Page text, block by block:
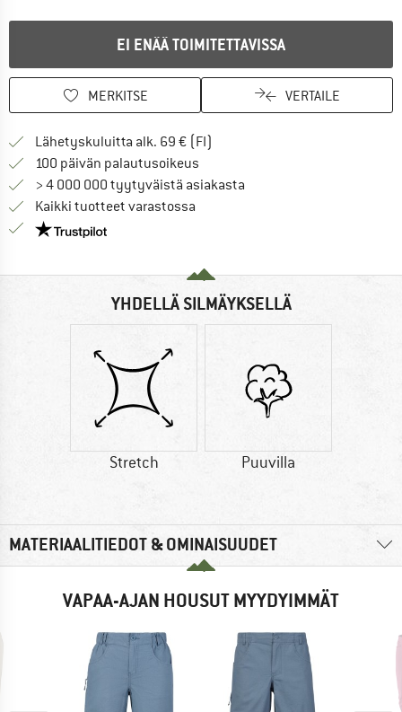
EI ENÄÄ TOIMITETTAVISSA
MERKITSE VERTAILE
Lähetyskuluitta alk. 69 € (FI)
100 päivän palautusoikeus
> 4 000 000 tyytyväistä asiakasta
Kaikki tuotteet varastossa
Meillä on Trustpilot -sertifiointi - lue lisää tästä!
YHDELLÄ SILMÄYKSELLÄ
Stretch Puuvilla
MATERIAALITIEDOT & OMINAISUUDET
VAPAA-AJAN HOUSUT MYYDYIMMÄT